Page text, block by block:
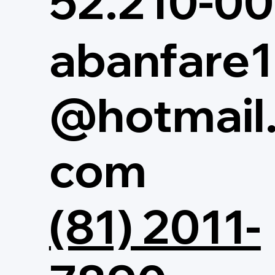
abanfare1
com
(81) 2011-